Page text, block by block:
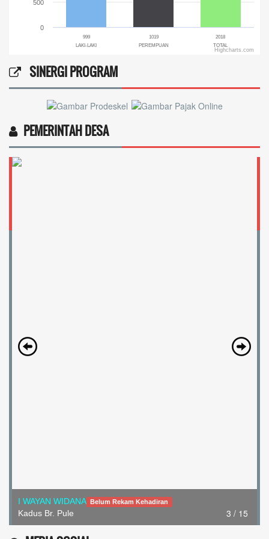
999
LAKI-LAKI
1019
PEREMPUAN
2018
TOTAL
0
500
Highcharts.com
SINERGI PROGRAM
PEMERINTAH DESA
3 / 15
I WAYAN WIDANA Belum Rekam Kehadiran
Kadus Br. Pule